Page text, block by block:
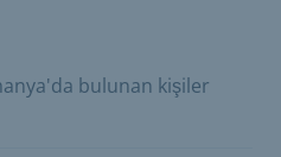
bulunan kişiler